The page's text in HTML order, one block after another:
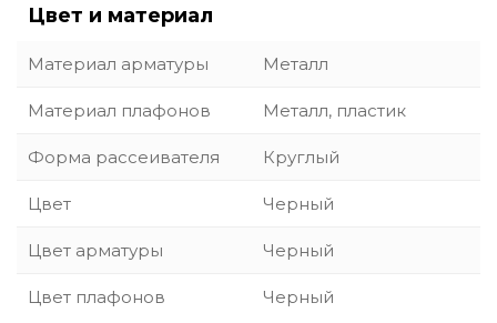
Цвет и материал
Материал арматуры Металл
Материал плафонов Металл, пластик
Форма рассеивателя Круглый
Цвет Черный
Цвет арматуры Черный
Цвет плафонов Черный